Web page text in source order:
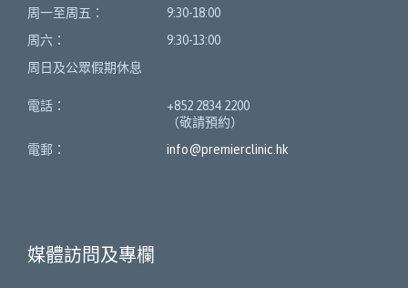
周一至周五：
9:30-18:00
周六：
9:30-13:00
周日及公眾假期休息
電話：
+852 2834 2200
（敬請預約）
電郵：
info@premierclinic.hk
媒體訪問及專欄